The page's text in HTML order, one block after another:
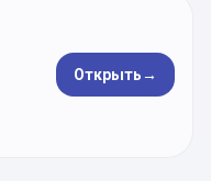
Открыть→